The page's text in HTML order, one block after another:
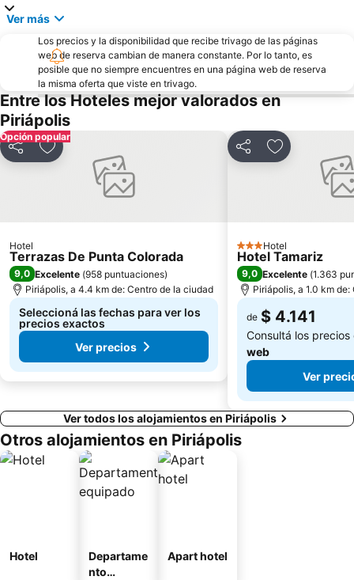
Ver más
Los precios y la disponibilidad que recibe trivago de las páginas
web de reserva cambian de manera constante. Por lo tanto, es
posible que no siempre encuentres en una página web de reserva
la misma oferta que viste en trivago.
Entre los Hoteles mejor valorados en
Piriápolis
Opción popular
CompartirAñadir a favoritos
Hotel
Terrazas De Punta Colorada
9,0 Excelente (958 puntuaciones)
Piriápolis, a 4.4 km de: Centro de la ciudad
Seleccioná las fechas para ver los
precios exactos
Ver precios
CompartirAñadir a
3 Estrellas
Hotel
Hotel Tamariz
9,0 Excelente (1.363
Piriápolis, a 1.0 km
de $ 4.141
Consultá los
web
Ver
Ver todos los alojamientos en Piriápolis
Otros alojamientos en Piriápolis
Hotel
Departame
nto
Apart hotel